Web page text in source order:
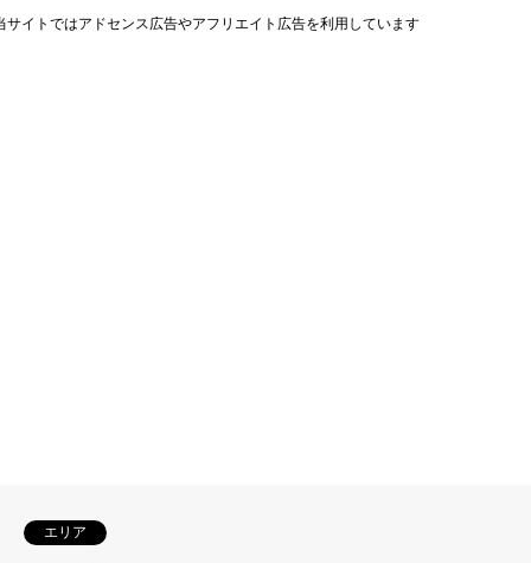
サイトではアドセンス広告やアフリエイト広告を利用しています
エリア